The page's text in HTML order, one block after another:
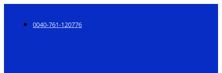
0040-761-120776